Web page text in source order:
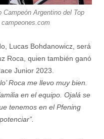
Argentino del Top
Lucas Bohdanowicz, será
Roca, quien también ganó
Junior 2023.
Roca me llevo muy bien.
en el equipo. Ojalá se
tenemos en el Pfening